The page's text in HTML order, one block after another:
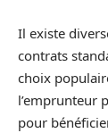
Il existe
contrats
choix
l’emprunteur
pour